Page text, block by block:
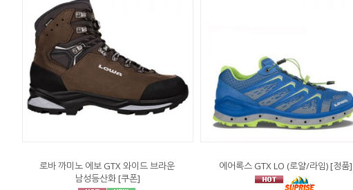
로바 까미노 에보 GTX 와이드 브라운
남성등산화 [쿠폰]
에어록스 GTX LO (로얄/라임) [정품]